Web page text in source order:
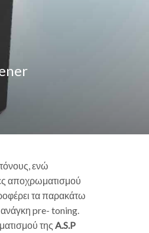
ενώ
αποχρωματισμού
τα παρακάτω
ανάγκη pre- toning.
της A.S.P